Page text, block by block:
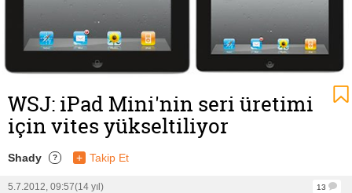
WSJ: iPad Mini'nin seri üretimi
için vites yükseltiliyor
Shady ? + Takip Et
5.7.2012, 09:57(14 yıl)
13